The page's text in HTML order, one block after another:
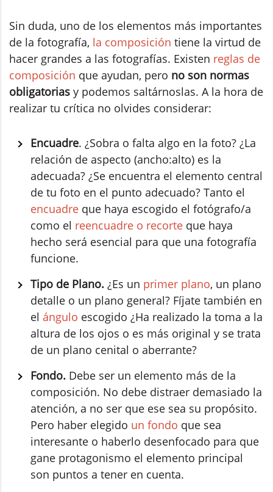
Sin duda, uno de los elementos más importantes
de la fotografía, la composición tiene la virtud de
hacer grandes a las fotografías. Existen reglas de
composición que ayudan, pero no son normas
obligatorias y podemos saltárnoslas. A la hora de
realizar tu crítica no olvides considerar:
Encuadre. ¿Sobra o falta algo en la foto? ¿La
relación de aspecto (ancho:alto) es la
adecuada? ¿Se encuentra el elemento central
de tu foto en el punto adecuado? Tanto el
encuadre que haya escogido el fotógrafo/a
como el reencuadre o recorte que haya
hecho será esencial para que una fotografía
funcione.
Tipo de Plano. ¿Es un primer plano, un plano
detalle o un plano general? Fíjate también en
el ángulo escogido ¿Ha realizado la toma a la
altura de los ojos o es más original y se trata
de un plano cenital o aberrante?
Fondo. Debe ser un elemento más de la
composición. No debe distraer demasiado la
atención, a no ser que ese sea su propósito.
Pero haber elegido un fondo que sea
interesante o haberlo desenfocado para que
gane protagonismo el elemento principal
son puntos a tener en cuenta.